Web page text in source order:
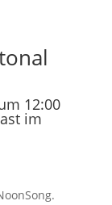
12:00
im